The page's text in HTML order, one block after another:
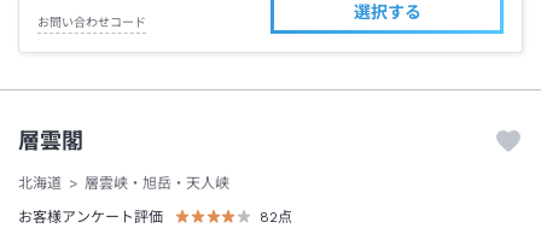
お問い合わせコード
選択する
層雲閣
北海道
層雲峡・旭岳・天人峡
お客様アンケート評価
82点